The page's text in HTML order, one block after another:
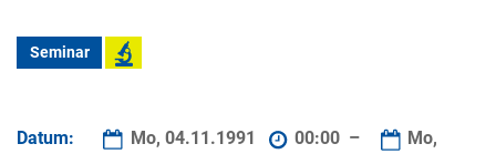
Seminar
Datum: Mo, 04.11.1991 00:00 –
Mo,